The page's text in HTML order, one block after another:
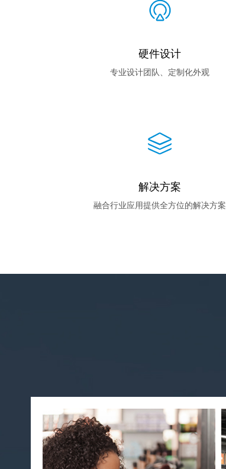
硬件设计
专业设计团队、定制化外观
解决方案
融合行业应用提供全方位的解决方案